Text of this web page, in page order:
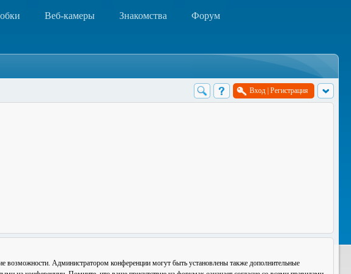
Веб-камеры Знакомства Форум
Вход Регистрация
возможности. Администратором конференции могут быть установлены также дополнительные